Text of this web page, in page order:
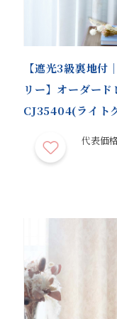
【遮光3級裏地付
リー】オーダー
CJ35404(ライト
代表価